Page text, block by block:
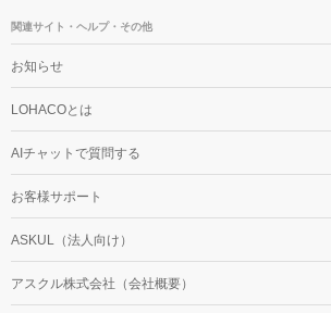
関連サイト・ヘルプ・その他
お知らせ
LOHACOとは
AIチャットで質問する
お客様サポート
ASKUL（法人向け）
アスクル株式会社（会社概要）